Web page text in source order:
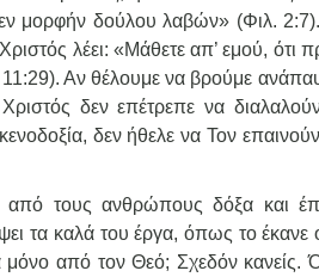
μορφήν δούλου λαβών» (Φιλ.
λέει: «Μάθετε απ’ εμού, ότι
Αν θέλουμε να βρούμε
Χριστός δεν επέτρεπε να
δεν ήθελε να Τον
από τους ανθρώπους δόξα και
τα καλά του έργα, όπως το έκανε
μόνο από τον Θεό; Σχεδόν κανείς.